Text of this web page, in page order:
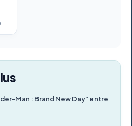
Man : Brand New Day” entre